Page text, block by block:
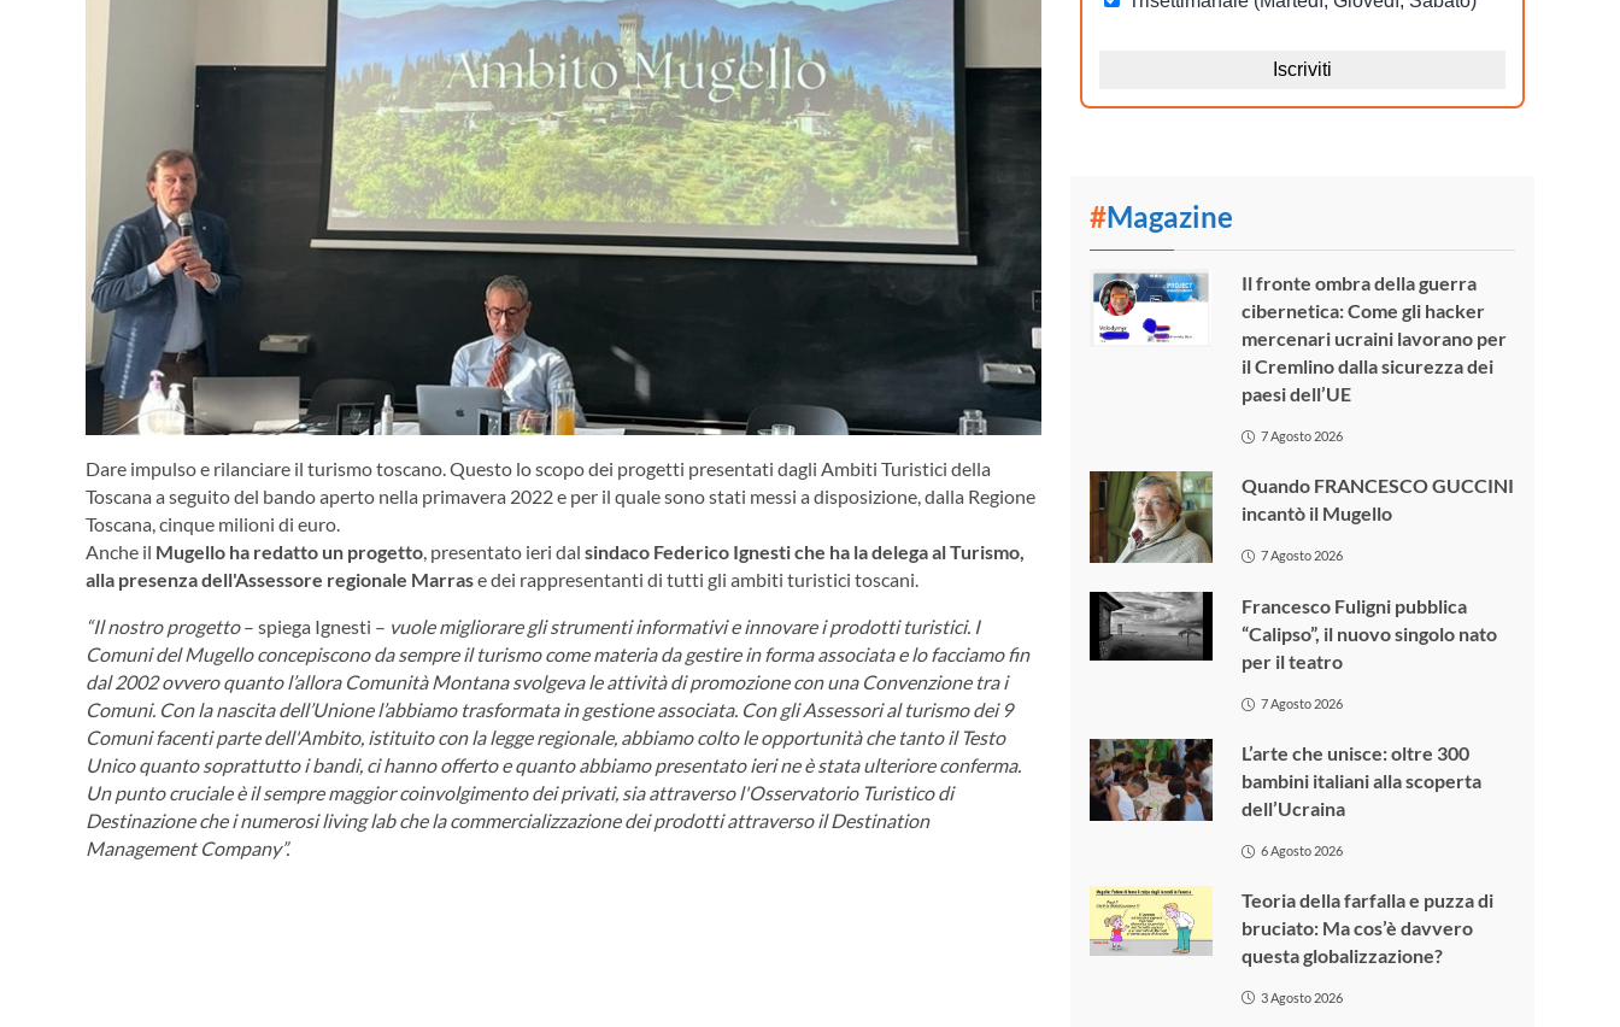
Dare impulso e rilanciare il turismo toscano. Questo lo scopo dei progetti presentati dagli Ambiti Turistici della
Toscana a seguito del bando aperto nella primavera 2022 e per il quale sono stati messi a disposizione, dalla Regione
Toscana, cinque milioni di euro.
Anche il Mugello ha redatto un progetto , presentato ieri dal sindaco Federico Ignesti che ha la delega al Turismo,
alla presenza dell'Assessore regionale Marrase dei rappresentanti di tutti gli ambiti turistici toscani.
“Il nostro progetto– spiega Ignesti – vuole migliorare gli strumenti informativi e innovare i prodotti turistici. I
Comuni del Mugello concepiscono da sempre il turismo come materia da gestire in forma associata e lo facciamo fin
dal 2002 ovvero quanto l’allora Comunità Montana svolgeva le attività di promozione con una Convenzione tra i
Comuni. Con la nascita dell’Unione l’abbiamo trasformata in gestione associata. Con gli Assessori al turismo dei 9
Comuni facenti parte dell'Ambito, istituito con la legge regionale, abbiamo colto le opportunità che tanto il Testo
Unico quanto soprattutto i bandi, ci hanno offerto e quanto abbiamo presentato ieri ne è stata ulteriore conferma.
Un punto cruciale è il sempre maggior coinvolgimento dei privati, sia attraverso l'Osservatorio Turistico di
Destinazione che i numerosi living lab che la commercializzazione dei prodotti attraverso il Destination
Management Company”.
#Magazine
Il fronte ombra della guerra
cibernetica: Come gli hacker
mercenari ucraini lavorano per
il Cremlino dalla sicurezza dei
paesi dell’UE
7 Agosto 2026
Quando FRANCESCO GUCCINI
incantò il Mugello
7 Agosto 2026
Francesco Fuligni pubblica
“Calipso”, il nuovo singolo nato
per il teatro
7 Agosto 2026
L’arte che unisce: oltre 300
bambini italiani alla scoperta
dell’Ucraina
6 Agosto 2026
Teoria della farfalla e puzza di
bruciato: Ma cos’è davvero
questa globalizzazione?
3 Agosto 2026